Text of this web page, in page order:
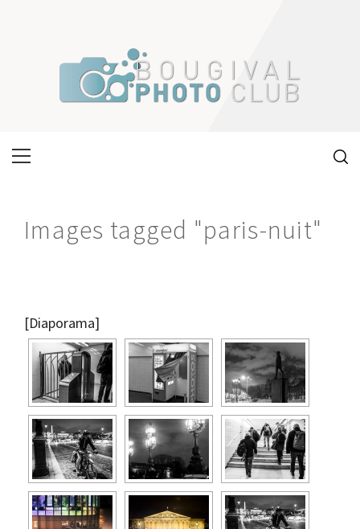
Primary
Images tagged "paris-nuit"
[Diaporama]